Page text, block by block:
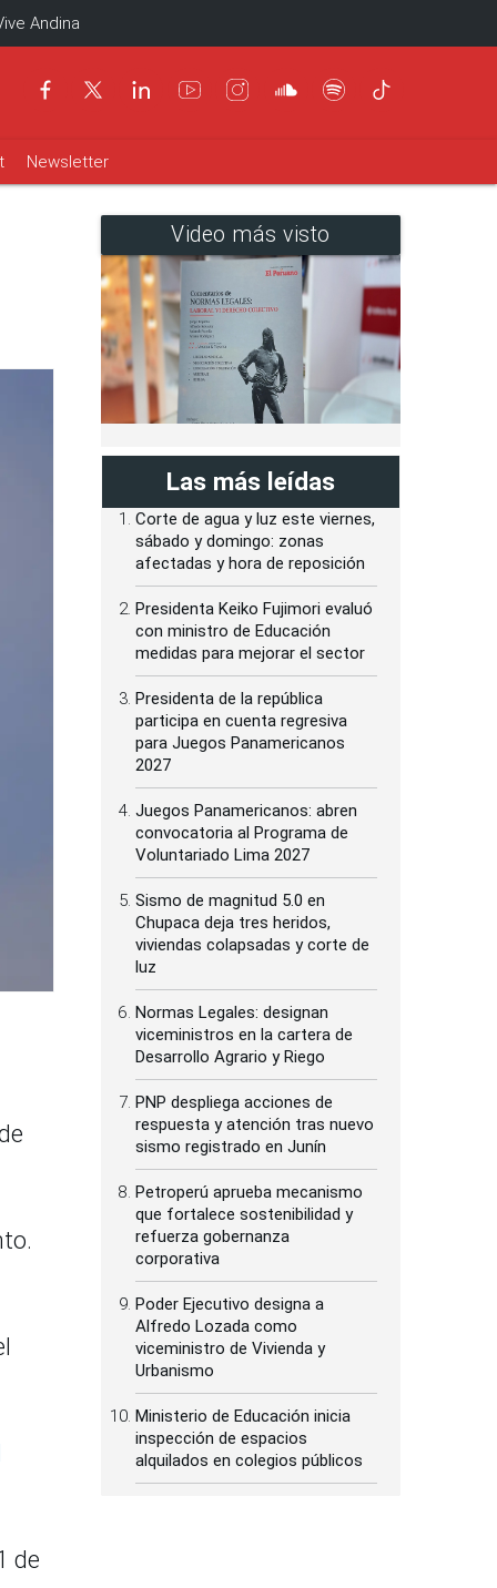
Andina
Newsletter
de
Video más visto
Las más leídas
Corte de agua y luz este viernes,
sábado y domingo: zonas
afectadas y hora de reposición
Presidenta Keiko Fujimori evaluó
con ministro de Educación
medidas para mejorar el sector
Presidenta de la república
participa en cuenta regresiva
para Juegos Panamericanos
2027
Juegos Panamericanos: abren
convocatoria al Programa de
Voluntariado Lima 2027
Sismo de magnitud 5.0 en
Chupaca deja tres heridos,
viviendas colapsadas y corte de
luz
Normas Legales: designan
viceministros en la cartera de
Desarrollo Agrario y Riego
PNP despliega acciones de
respuesta y atención tras nuevo
sismo registrado en Junín
Petroperú aprueba mecanismo
que fortalece sostenibilidad y
refuerza gobernanza
corporativa
Poder Ejecutivo designa a
Alfredo Lozada como
viceministro de Vivienda y
Urbanismo
Ministerio de Educación inicia
inspección de espacios
alquilados en colegios públicos